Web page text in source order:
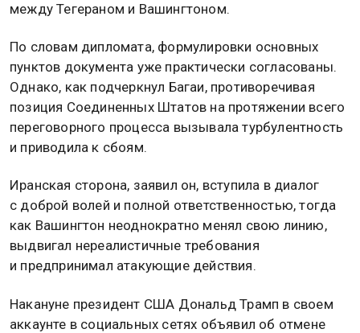
между Тегераном и Вашингтоном.
По словам дипломата, формулировки основных
пунктов документа уже практически согласованы.
Однако, как подчеркнул Багаи, противоречивая
позиция Соединенных Штатов на протяжении всего
переговорного процесса вызывала турбулентность
и приводила к сбоям.
Иранская сторона, заявил он, вступила в диалог
с доброй волей и полной ответственностью, тогда
как Вашингтон неоднократно менял свою линию,
выдвигал нереалистичные требования
и предпринимал атакующие действия.
Накануне президент США Дональд Трамп в своем
аккаунте в социальных сетях объявил об отмене